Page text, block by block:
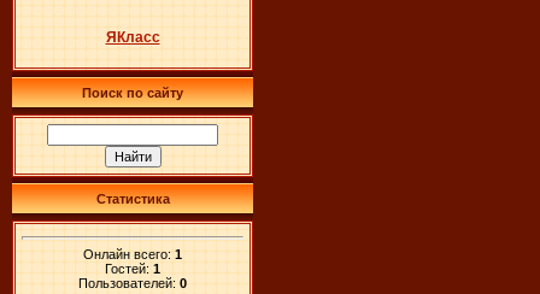
ЯКласс
Поиск по сайту
Статистика
Онлайн всего: 1
Гостей: 1
Пользователей: 0